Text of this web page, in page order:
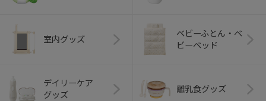
室内グッズ
ベビーふとん・ベ
ビーベッド
デイリーケア
グッズ
離乳食グッズ